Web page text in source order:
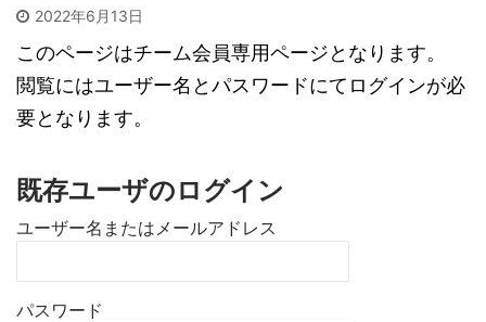
2022年6月13日
このページはチーム会員専用ページとなります。
閲覧にはユーザー名とパスワードにてログインが必
要となります。
既存ユーザのログイン
ユーザー名またはメールアドレス
パスワード